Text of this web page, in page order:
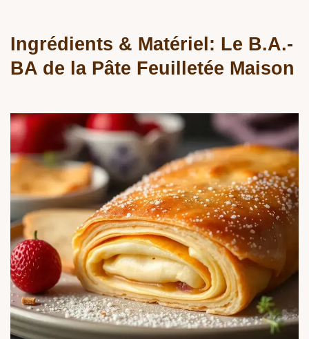
Ingrédients & Matériel: Le B.A.-
BA de la Pâte Feuilletée Maison